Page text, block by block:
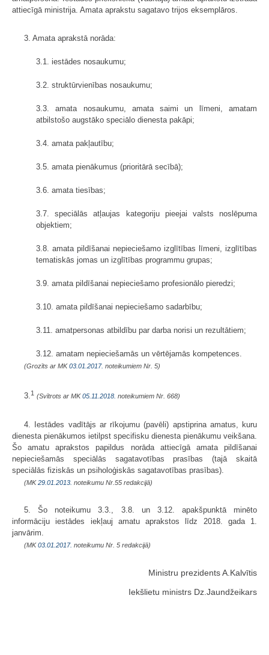
attiecīgā ministrija. Amata aprakstu sagatavo trijos eksemplāros.
3. Amata aprakstā norāda:
3.1. iestādes nosaukumu;
3.2. struktūrvienības nosaukumu;
3.3. amata nosaukumu, amata saimi un līmeni, amatam
atbilstošo augstāko speciālo dienesta pakāpi;
3.4. amata pakļautību;
3.5. amata pienākumus (prioritārā secībā);
3.6. amata tiesības;
3.7. speciālās atļaujas kategoriju pieejai valsts noslēpuma
objektiem;
3.8. amata pildīšanai nepieciešamo izglītības līmeni, izglītības
tematiskās jomas un izglītības programmu grupas;
3.9. amata pildīšanai nepieciešamo profesionālo pieredzi;
3.10. amata pildīšanai nepieciešamo sadarbību;
3.11. amatpersonas atbildību par darba norisi un rezultātiem;
3.12. amatam nepieciešamās un vērtējamās kompetences.
(Grozīts ar MK03.01.2017. noteikumiem Nr. 5)
3. 1 (Svītrots ar MK05.11.2018. noteikumiem Nr. 668)
4. Iestādes vadītājs ar rīkojumu (pavēli) apstiprina amatus, kuru
dienesta pienākumos ietilpst specifisku dienesta pienākumu veikšana.
Šo amatu aprakstos papildus norāda attiecīgā amata pildīšanai
nepieciešamās speciālās sagatavotības prasības (tajā skaitā
speciālās fiziskās un psiholoģiskās sagatavotības prasības).
(MK29.01.2013. noteikumu Nr.55 redakcijā)
5. Šo noteikumu 3.3., 3.8. un 3.12. apakšpunktā minēto
informāciju iestādes iekļauj amatu aprakstos līdz 2018. gada 1.
janvārim.
(MK03.01.2017. noteikumu Nr. 5 redakcijā)
Ministru prezidents A.Kalvītis
Iekšlietu ministrs Dz.Jaundžeikars